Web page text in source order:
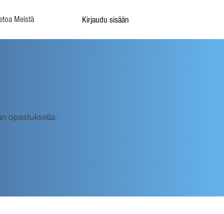
Meistä Kirjaudu sisään
opastuksella.